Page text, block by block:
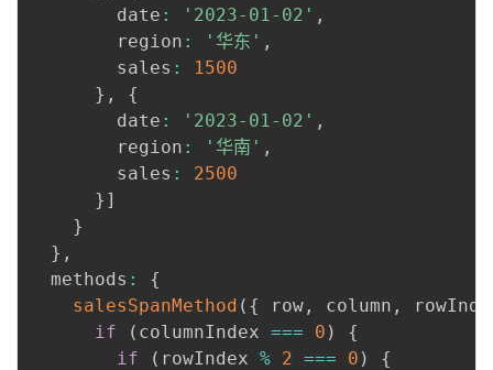
        date
: '2023-01-02' ,
        region
: '华东' ,
        sales
:
1500
} ,
{
        date
: '2023-01-02' ,
        region
: '华南' ,
        sales
:
2500
} ]
}
} ,
  methods
:
{
salesSpanMethod ( { row , column ,
if
( columnIndex === 0 )
{
if
( rowIndex % 2 === 0 )
{